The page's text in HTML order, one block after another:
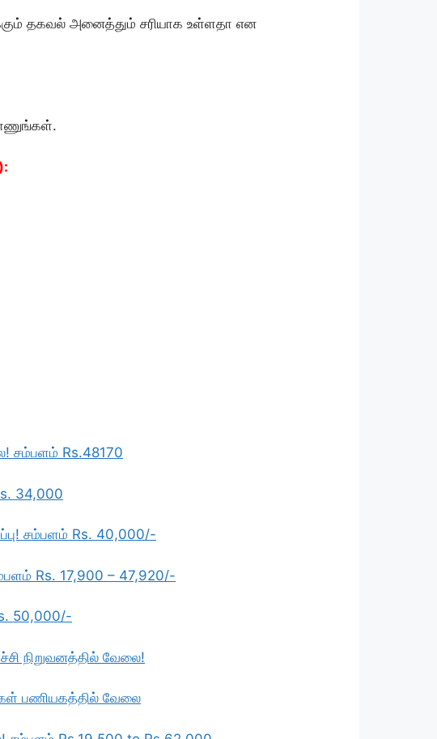
தகவல் அனைத்தும் சரியாக உள்ளதா என
சம்பளம் Rs.48170
34,000
சம்பளம் Rs. 40,000/-
Rs. 17,900 – 47,920/-
50,000/-
நிறுவனத்தில் வேலை!
பணியகத்தில் வேலை